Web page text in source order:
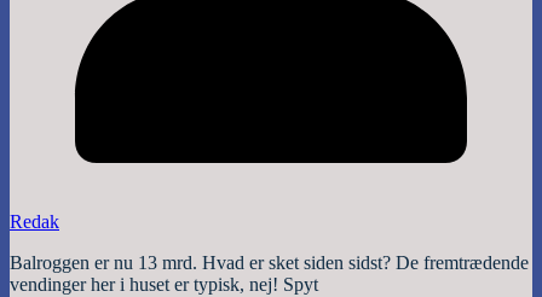
Redak
Balroggen er nu 13 mrd. Hvad er sket siden sidst? De fremtrædende
vendinger her i huset er typisk, nej! Spyt